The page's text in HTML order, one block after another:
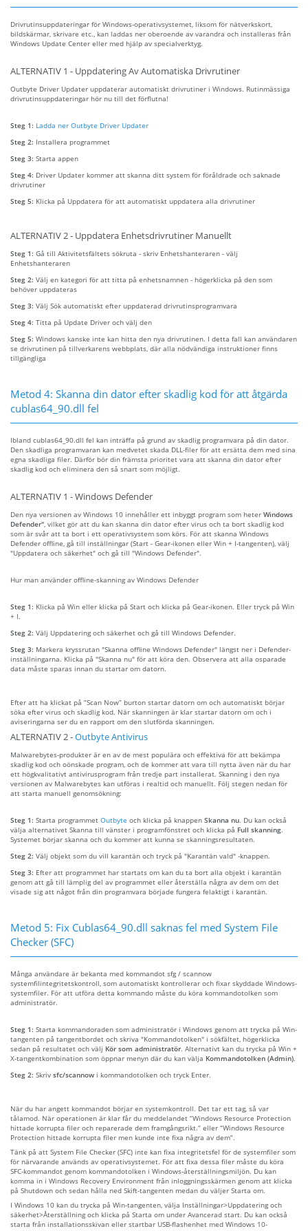
Drivrutinsuppdateringar för Windows-operativsystemet, liksom för nätverkskort,
bildskärmar, skrivare etc., kan laddas ner oberoende av varandra och installeras från
Windows Update Center eller med hjälp av specialverktyg.
ALTERNATIV 1 - Uppdatering Av Automatiska Drivrutiner
Outbyte Driver Updater uppdaterar automatiskt drivrutiner i Windows. Rutinmässiga
drivrutinsuppdateringar hör nu till det förflutna!
Steg 1: Ladda ner Outbyte Driver Updater
Steg 2: Installera programmet
Steg 3: Starta appen
Steg 4: Driver Updater kommer att skanna ditt system för föråldrade och saknade
drivrutiner
Steg 5: Klicka på Uppdatera för att automatiskt uppdatera alla drivrutiner
ALTERNATIV 2 - Uppdatera Enhetsdrivrutiner Manuellt
Steg 1: Gå till Aktivitetsfältets sökruta - skriv Enhetshanteraren - välj
Enhetshanteraren
Steg 2: Välj en kategori för att titta på enhetsnamnen - högerklicka på den som
behöver uppdateras
Steg 3: Välj Sök automatiskt efter uppdaterad drivrutinsprogramvara
Steg 4: Titta på Update Driver och välj den
Steg 5: Windows kanske inte kan hitta den nya drivrutinen. I detta fall kan användaren
se drivrutinen på tillverkarens webbplats, där alla nödvändiga instruktioner finns
tillgängliga
Metod 4: Skanna din dator efter skadlig kod för att åtgärda
cublas64_90.dll fel
Ibland cublas64_90.dll fel kan inträffa på grund av skadlig programvara på din dator.
Den skadliga programvaran kan medvetet skada DLL-filer för att ersätta dem med sina
egna skadliga filer. Därför bör din främsta prioritet vara att skanna din dator efter
skadlig kod och eliminera den så snart som möjligt.
ALTERNATIV 1 - Windows Defender
Den nya versionen av Windows 10 innehåller ett inbyggt program som heter Windows
Defender" , vilket gör att du kan skanna din dator efter virus och ta bort skadlig kod
som är svår att ta bort i ett operativsystem som körs. För att skanna Windows
Defender offline, gå till inställningar (Start - Gear-ikonen eller Win + I-tangenten), välj
"Uppdatera och säkerhet" och gå till "Windows Defender".
Hur man använder offline-skanning av Windows Defender
Steg 1: Klicka på Win eller klicka på Start och klicka på Gear-ikonen. Eller tryck på Win
+ I.
Steg 2: Välj Uppdatering och säkerhet och gå till Windows Defender.
Steg 3: Markera kryssrutan "Skanna offline Windows Defender" längst ner i Defender-
inställningarna. Klicka på "Skanna nu" för att köra den. Observera att alla osparade
data måste sparas innan du startar om datorn.
Efter att ha klickat på “Scan Now” burton startar datorn om och automatiskt börjar
söka efter virus och skadlig kod. När skanningen är klar startar datorn om och i
aviseringarna ser du en rapport om den slutförda skanningen.
ALTERNATIV 2 -Outbyte Antivirus
Malwarebytes-produkter är en av de mest populära och effektiva för att bekämpa
skadlig kod och oönskade program, och de kommer att vara till nytta även när du har
ett högkvalitativt antivirusprogram från tredje part installerat. Skanning i den nya
versionen av Malwarebytes kan utföras i realtid och manuellt. Följ stegen nedan för
att starta manuell genomsökning:
Steg 1: Starta programmet Outbyte och klicka på knappen Skanna nu. Du kan också
välja alternativet Skanna till vänster i programfönstret och klicka på Full skanning.
Systemet börjar skanna och du kommer att kunna se skanningsresultaten.
Steg 2: Välj objekt som du vill karantän och tryck på "Karantän vald" -knappen.
Steg 3: Efter att programmet har startats om kan du ta bort alla objekt i karantän
genom att gå till lämplig del av programmet eller återställa några av dem om det
visade sig att något från din programvara började fungera felaktigt i karantän.
Metod 5: Fix Cublas64_90.dll saknas fel med System File
Checker (SFC)
Många användare är bekanta med kommandot sfg / scannow
systemfilintegritetskontroll, som automatiskt kontrollerar och fixar skyddade Windows-
systemfiler. För att utföra detta kommando måste du köra kommandotolken som
administratör.
Steg 1: Starta kommandoraden som administratör i Windows genom att trycka på Win-
tangenten på tangentbordet och skriva "Kommandotolken" i sökfältet, högerklicka
sedan på resultatet och välj Kör som administratör. Alternativt kan du trycka på Win +
X-tangentkombination som öppnar menyn där du kan välja Kommandotolken (Admin).
Steg 2: Skriv sfc/scannow i kommandotolken och tryck Enter.
När du har angett kommandot börjar en systemkontroll. Det tar ett tag, så var
tålamod. När operationen är klar får du meddelandet “Windows Resource Protection
hittade korrupta filer och reparerade dem framgångsrikt.” eller “Windows Resource
Protection hittade korrupta filer men kunde inte fixa några av dem”.
Tänk på att System File Checker (SFC) inte kan fixa integritetsfel för de systemfiler som
för närvarande används av operativsystemet. För att fixa dessa filer måste du köra
SFC-kommandot genom kommandotolken i Windows-återställningsmiljön. Du kan
komma in i Windows Recovery Environment från inloggningsskärmen genom att klicka
på Shutdown och sedan hålla ned Skift-tangenten medan du väljer Starta om.
I Windows 10 kan du trycka på Win-tangenten, välja Inställningar>Uppdatering och
säkerhet>Återställning och klicka på Starta om under Avancerad start. Du kan också
starta från installationsskivan eller startbar USB-flashenhet med Windows 10-